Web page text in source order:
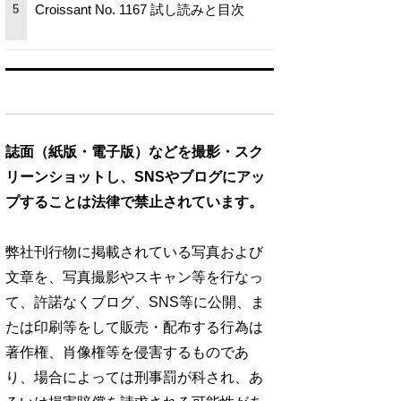
5 Croissant No. 1167 試し読みと目次
誌面（紙版・電子版）などを撮影・スク
リーンショットし、SNSやブログにアッ
プすることは法律で禁止されています。
弊社刊行物に掲載されている写真および
文章を、写真撮影やスキャン等を行なっ
て、許諾なくブログ、SNS等に公開、ま
たは印刷等をして販売・配布する行為は
著作権、肖像権等を侵害するものであ
り、場合によっては刑事罰が科され、あ